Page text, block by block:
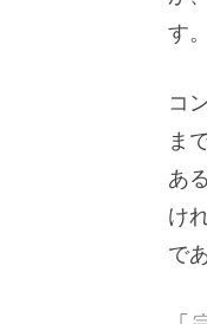
す。
コ
ま
あ
け
で